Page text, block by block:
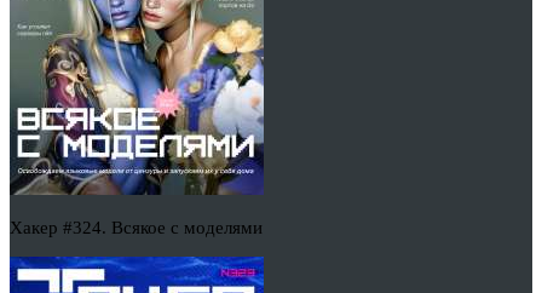
Хакер #324. Всякое с моделями